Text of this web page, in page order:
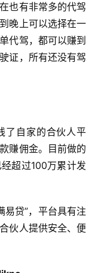
也有非常多的代驾
晚上可以选择在一
代驾，都可以赚到
证，所有还没有驾
了自家的合伙人平
赚佣金。目前做的
超过100万累计发
易贷”，平台具有注
伙人提供安全、便